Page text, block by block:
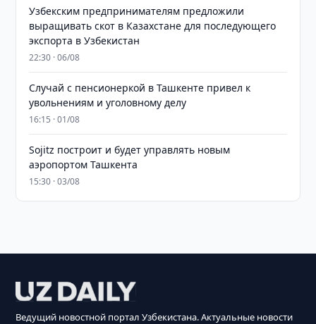
Узбекским предпринимателям предложили
выращивать скот в Казахстане для последующего
экспорта в Узбекистан
22:30 · 06/08
Случай с пенсионеркой в Ташкенте привел к
увольнениям и уголовному делу
16:15 · 01/08
Sojitz построит и будет управлять новым
аэропортом Ташкента
15:30 · 03/08
Ведущий новостной портал Узбекистана. Актуальные новости